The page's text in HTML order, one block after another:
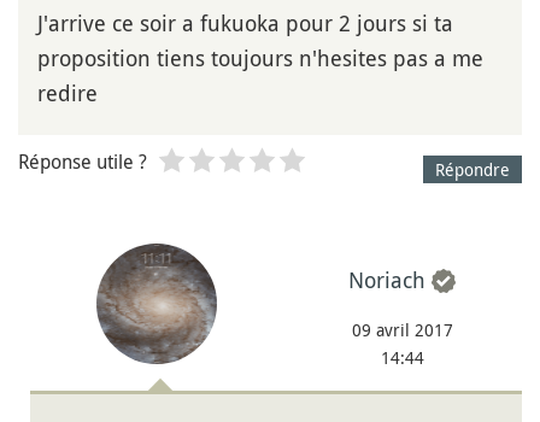
J'arrive ce soir a fukuoka pour 2 jours si ta
proposition tiens toujours n'hesites pas a me
redire
Répondre
Réponse utile ?
Noriach
09 avril 2017
14:44